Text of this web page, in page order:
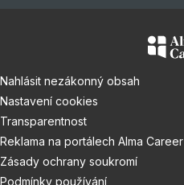
Nahlásit nezákonný obsah
Nastavení cookies
Transparentnost
Reklama na portálech Alma Career
Zásady ochrany soukromí
Podmínky používání